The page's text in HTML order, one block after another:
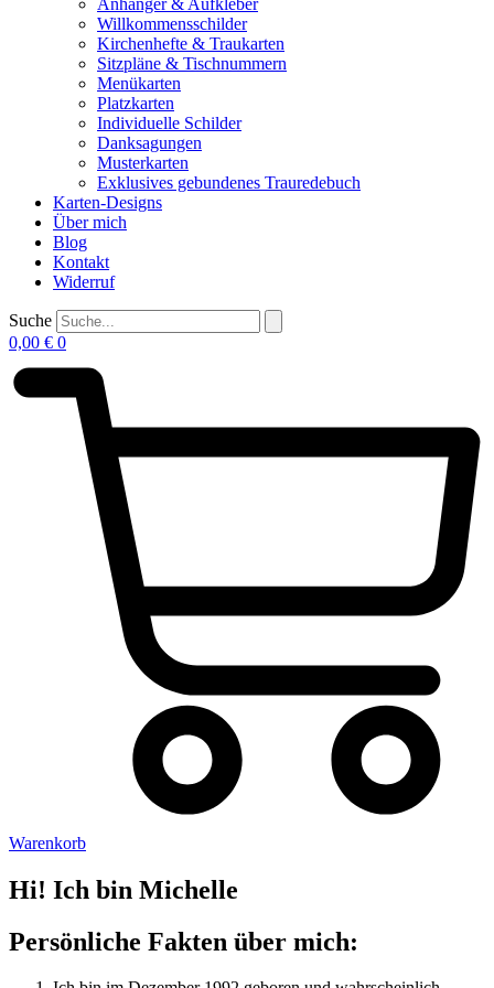
Willkommensschilder
Kirchenhefte & Traukarten
Sitzpläne & Tischnummern
Menükarten
Platzkarten
Individuelle Schilder
Danksagungen
Musterkarten
Exklusives gebundenes Trauredebuch
Karten-Designs
Über mich
Blog
Kontakt
Widerruf
Suche
0,00 € 0
Warenkorb
Hi! Ich bin Michelle
Persönliche Fakten über mich: